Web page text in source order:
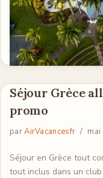
Séjour Grèce
promo
parAirVacancesfr
Séjour en Grèce tout
tout inclus dans un